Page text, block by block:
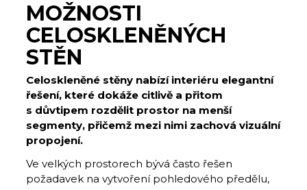
MOŽNOSTI
CELOSKLENĚNÝCH
STĚN
Celoskleněné stěny nabízí interiéru elegantní
řešení, které dokáže citlivě a přitom
s důvtipem rozdělit prostor na menší
segmenty, přičemž mezi nimi zachová vizuální
propojení.
Ve velkých prostorech bývá často řešen
požadavek na vytvoření pohledového předělu,